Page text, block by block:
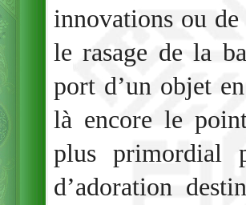
innovations ou
le rasage de la
port d’un objet
là encore le
plus primordial
d’adoration